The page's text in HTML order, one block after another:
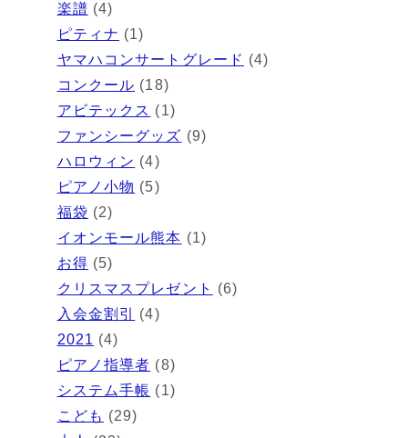
楽譜 (4)
ピティナ (1)
ヤマハコンサートグレード (4)
コンクール (18)
アビテックス (1)
ファンシーグッズ (9)
ハロウィン (4)
ピアノ小物 (5)
福袋 (2)
イオンモール熊本 (1)
お得 (5)
クリスマスプレゼント
(6)
入会金割引
(4)
2021 (4)
ピアノ指導者 (8)
システム手帳 (1)
こども (29)